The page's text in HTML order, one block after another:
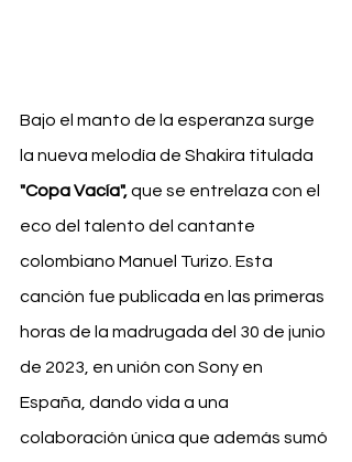
Bajo el manto de la esperanza surge
la nueva melodía de Shakira titulada
"Copa Vacía", que se entrelaza con el
eco del talento del cantante
colombiano Manuel Turizo. Esta
canción fue publicada en las primeras
horas de la madrugada del 30 de junio
de 2023, en unión con Sony en
España, dando vida a una
colaboración única que además sumó